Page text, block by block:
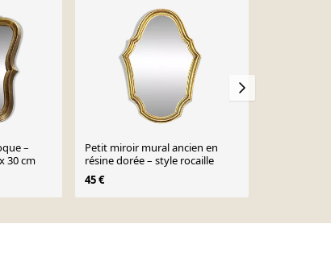
–
30 cm
Petit miroir mural ancien en
résine dorée – style rocaille
45 €